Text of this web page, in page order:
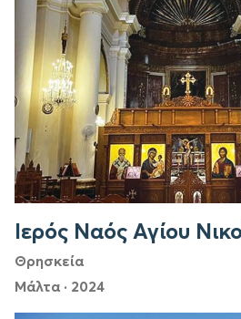
Ιερός Ναός Αγίου
Θρησκεία
Μάλτα · 2024